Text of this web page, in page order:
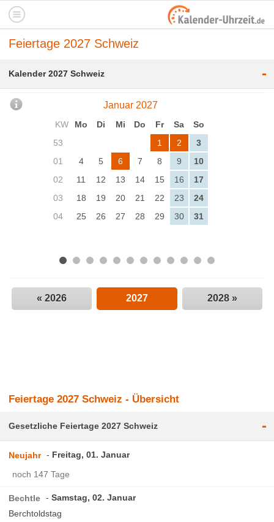
Feiertage 2027 Schweiz
Kalender 2027 Schweiz -
Januar 2027
KW Mo Di Mi Do Fr Sa
So
53
1 2
3
01
4 5 6 7 8 9
10
02
11 12 13 14 15 16
17
03
18 19 20 21 22 23
24
04
25 26 27 28 29 30 31
« 2026 2027 2028 »
Feiertage 2027 Schweiz - Übersicht
Gesetzliche Feiertage 2027 Schweiz -
Neujahr
Freitag, 01. Januar
noch 147 Tage
Bechtle
Samstag, 02. Januar
Berchtoldstag